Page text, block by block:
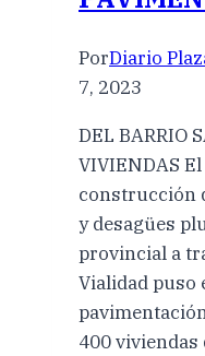
PorDiario
7, 2023
DEL BARRIO
VIVIENDAS
construcción
y desagües
provincial a
Vialidad puso
400 viviendas